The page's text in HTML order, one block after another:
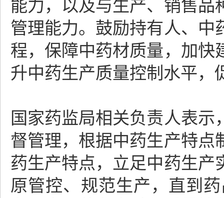
能力，以及与生产、销售品
管理能力。鼓励持有人、中
程，保障中药材质量，加快
升中药生产质量控制水平，
国家药监局相关负责人表
督管理，根据中药生产特点
药生产特点，立足中药生产
原管控、规范生产，直到